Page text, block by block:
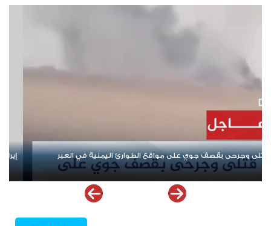
من "نصرة فلسطين" إلى إشعال أزمات المنطقة
من صنع الأزمة لا
ملف إخفاقات